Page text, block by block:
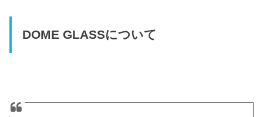
DOME GLASSについて